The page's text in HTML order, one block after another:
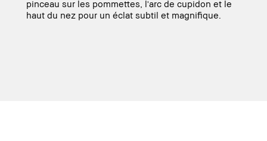
pinceau sur les pommettes, l'arc de cupidon et le
haut du nez pour un éclat subtil et magnifique.